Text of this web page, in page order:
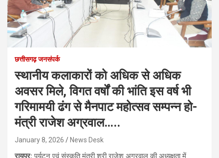
छत्तीसगढ़ जनसंपर्क
स्थानीय कलाकारों को अधिक से अधिक
अवसर मिले, विगत वर्षों की भांति इस वर्ष भी
गरिमामयी ढंग से मैनपाट महोत्सव सम्पन्न हो-
मंत्री राजेश अग्रवाल…..
January 8, 2026 News Desk
रायपुर:पर्यटन एवं संस्कृति मंत्री श्री राजेश अग्रवाल की अध्यक्षता में